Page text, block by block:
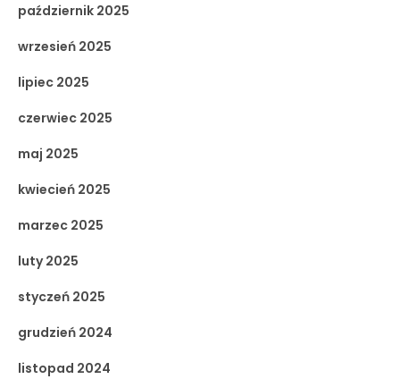
październik 2025
wrzesień 2025
lipiec 2025
czerwiec 2025
maj 2025
kwiecień 2025
marzec 2025
luty 2025
styczeń 2025
grudzień 2024
listopad 2024